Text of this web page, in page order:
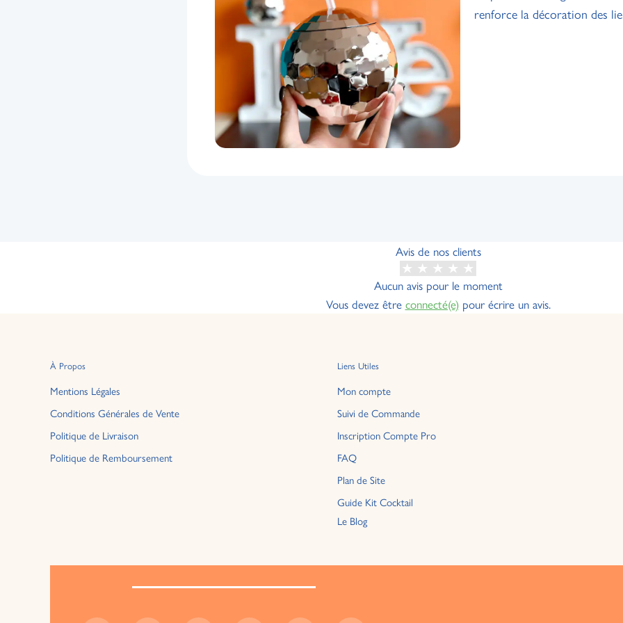
renforce la décoration des
Avis de nos clients
Aucun avis pour le moment
Vous devez être connecté(e)pour écrire un avis.
À Propos
Mentions Légales
Conditions Générales de Vente
Politique de Livraison
Politique de Remboursement
Liens Utiles
Mon compte
Suivi de Commande
Inscription Compte Pro
FAQ
Plan de Site
Guide Kit Cocktail
Le Blog